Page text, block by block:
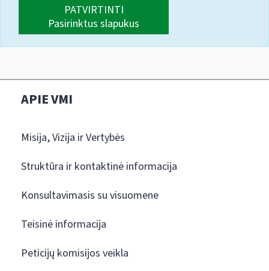
PATVIRTINTI
Pasirinktus slapukus
APIE VMI
Misija, Vizija ir Vertybės
Struktūra ir kontaktinė informacija
Konsultavimasis su visuomene
Teisinė informacija
Peticijų komisijos veikla